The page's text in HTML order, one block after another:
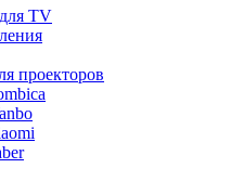
TV
проекторов